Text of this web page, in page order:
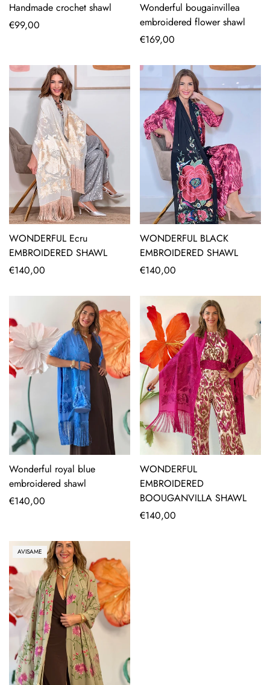
Handmade crochet shawl
Regular
€99,00
Wonderful bougainvillea
embroidered flower shawl
Regular
€169,00
WONDERFUL Ecru
EMBROIDERED SHAWL
Regular
€140,00
WONDERFUL BLACK
EMBROIDERED SHAWL
Regular
€140,00
Wonderful royal blue
embroidered shawl
Regular
€140,00
WONDERFUL
EMBROIDERED
BOOUGANVILLA SHAWL
Regular
€140,00
AVISAME